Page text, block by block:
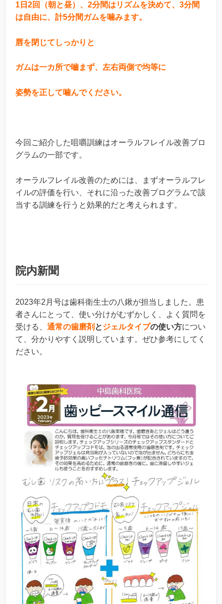
1 日2回（朝と昼）、2分間はリズムを決めて、3分間
は自由に、計5分間ガムを噛みます。
唇を閉じてしっかりと
ガムは一カ所で嚙まず、左右両側で均等に
姿勢を正して噛んでください。
今回ご紹介した咀嚼訓練はオーラルフレイル改善プロ
グラムの一部です。
オーラルフレイル改善のためには、まずオーラルフレ
イルの評価を行い、それに沿った改善プログラムで該
当する訓練を行うと効果的だと考えられます。
院内新聞
2023年2月号は歯科衛生士の八鍬が担当しました。患
者さんにとって、使い分けがむずかしく、よく質問を
受ける、 通常の歯磨剤 とジェルタイプの使い方につい
て、分かりやすく説明しています。ぜひ参考にしてく
ださい。